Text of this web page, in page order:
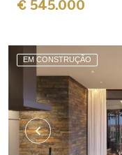
€ 545.000
EM CONSTRUÇÃO